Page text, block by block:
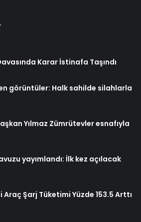
Karar İstinafa Taşındı
görüntüler: Halk sahilde silahlarla
Yılmaz Zümrütevler esnafıyla
yayımlandı: İlk kez açılacak
Araç Şarj Tüketimi Yüzde 153.5 Arttı